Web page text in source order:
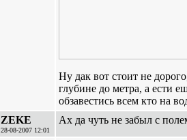
Ну дак вот стоит не
глубине до метра, а ести
обзавестись всем кто на
ZEKE
28-08-2007 12:01
Ах да чуть не забыл с